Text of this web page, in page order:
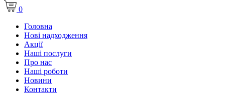
0
Головна
Нові надходження
Акції
Наші послуги
Про нас
Наші роботи
Новини
Контакти